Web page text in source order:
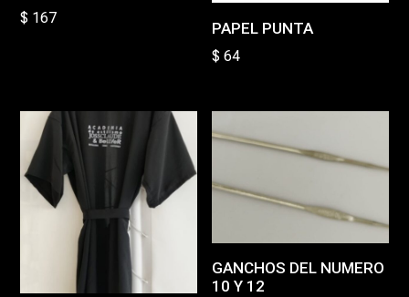
$ 167
PAPEL PUNTA
$ 64
GANCHOS DEL NUMERO
10 Y 12